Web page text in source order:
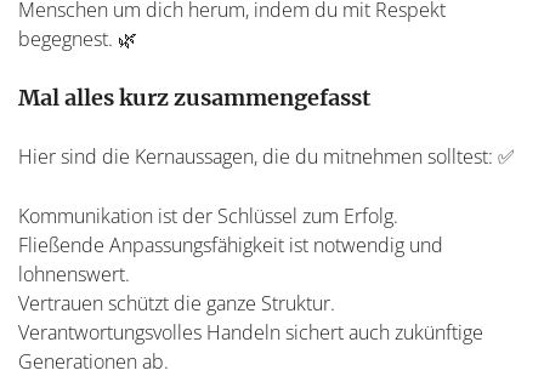
Menschen um dich herum, indem du mit Respekt
begegnest. 🌿
Mal alles kurz zusammengefasst
Hier sind die Kernaussagen, die du mitnehmen solltest: ✅
Kommunikation ist der Schlüssel zum Erfolg.
Fließende Anpassungsfähigkeit ist notwendig und
lohnenswert.
Vertrauen schützt die ganze Struktur.
Verantwortungsvolles Handeln sichert auch zukünftige
Generationen ab.